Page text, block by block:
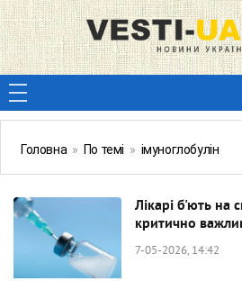
Головна » По темі » імуноглобулін
Лікарі б'ють на
критично
7-05-2026, 14:42